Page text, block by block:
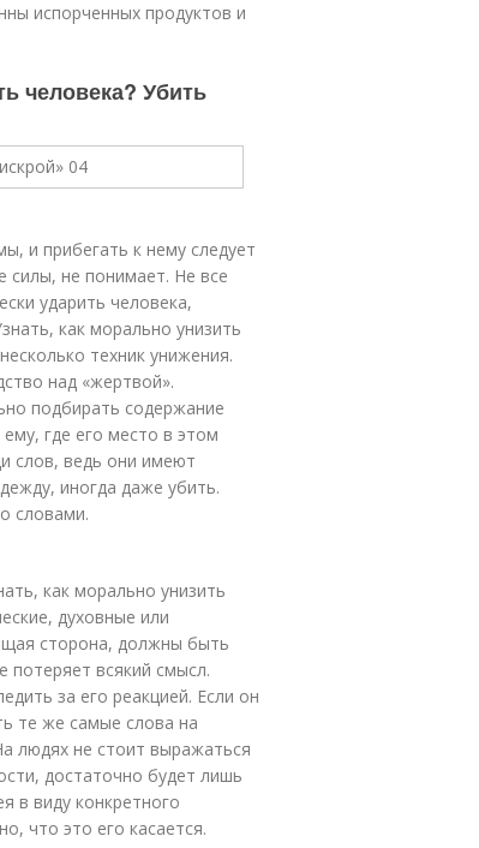
испорченных продуктов и
человека? Убить
и прибегать к нему следует
силы, не понимает. Не все
ударить человека,
как морально унизить
техник унижения.
над «жертвой».
подбирать содержание
где его место в этом
слов, ведь они имеют
иногда даже убить.
словами.
как морально унизить
духовные или
сторона, должны быть
потеряет всякий смысл.
за его реакцией. Если он
те же самые слова на
людях не стоит выражаться
достаточно будет лишь
в виду конкретного
что это его касается.